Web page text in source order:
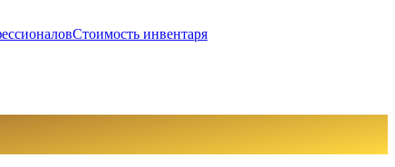
Стоимость инвентаря